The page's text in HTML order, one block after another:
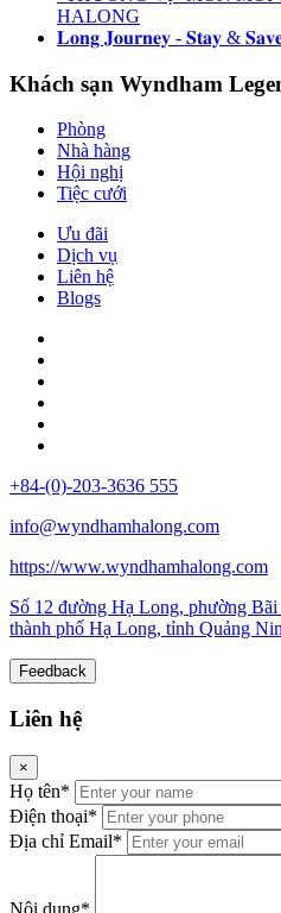
HALONG
𝐋𝐨𝐧𝐠 𝐉𝐨𝐮𝐫𝐧𝐞𝐲 - 𝐒𝐭𝐚𝐲 &
Khách sạn Wyndham
Phòng
Nhà hàng
Hội nghị
Tiệc cưới
Ưu đãi
Dịch vụ
Liên hệ
Blogs
+84-(0)-203-3636 555
info@wyndhamhalong.com
https://www.wyndhamhalong.com
Số 12 đường Hạ Long, phường Bãi
thành phố Hạ Long, tỉnh Quảng
Feedback
Liên hệ
×
Họ tên*
Điện thoại*
Địa chỉ Email*
Nội dung*